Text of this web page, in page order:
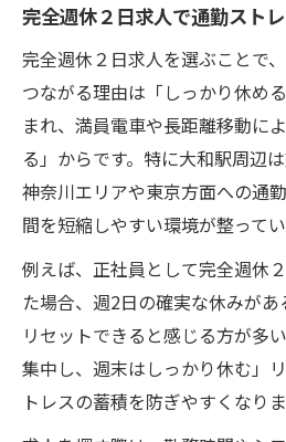
立を実現
ワークライフ充実を目指
完全週休２日制度が叶
ランス
薬剤師が注目する完全
のコツ
働きやすさを重視した
探し方
調剤薬局で実感する完
完全週休２日求人で通勤スト
完全週休２日求人を選ぶことで
つながる理由は「しっかり休め
まれ、満員電車や長距離移動に
る」からです。特に大和駅周辺
神奈川エリアや東京方面への通
間を短縮しやすい環境が整ってい
例えば、正社員として完全週休
た場合、週2日の確実な休みが
リセットできると感じる方が多
集中し、週末はしっかり休む」
トレスの蓄積を防ぎやすくなりま